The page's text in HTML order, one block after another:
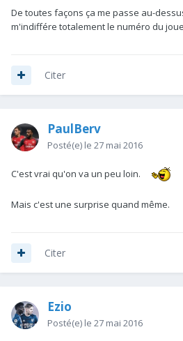
De toutes façons ça me passe au-
m'indiffére totalement le numéro du
Citer
PaulBerv
Posté(e) le 27 mai 2016
C'est vrai qu'on va un peu loin.
Mais c'est une surprise quand même.
Citer
Ezio
Posté(e) le 27 mai 2016